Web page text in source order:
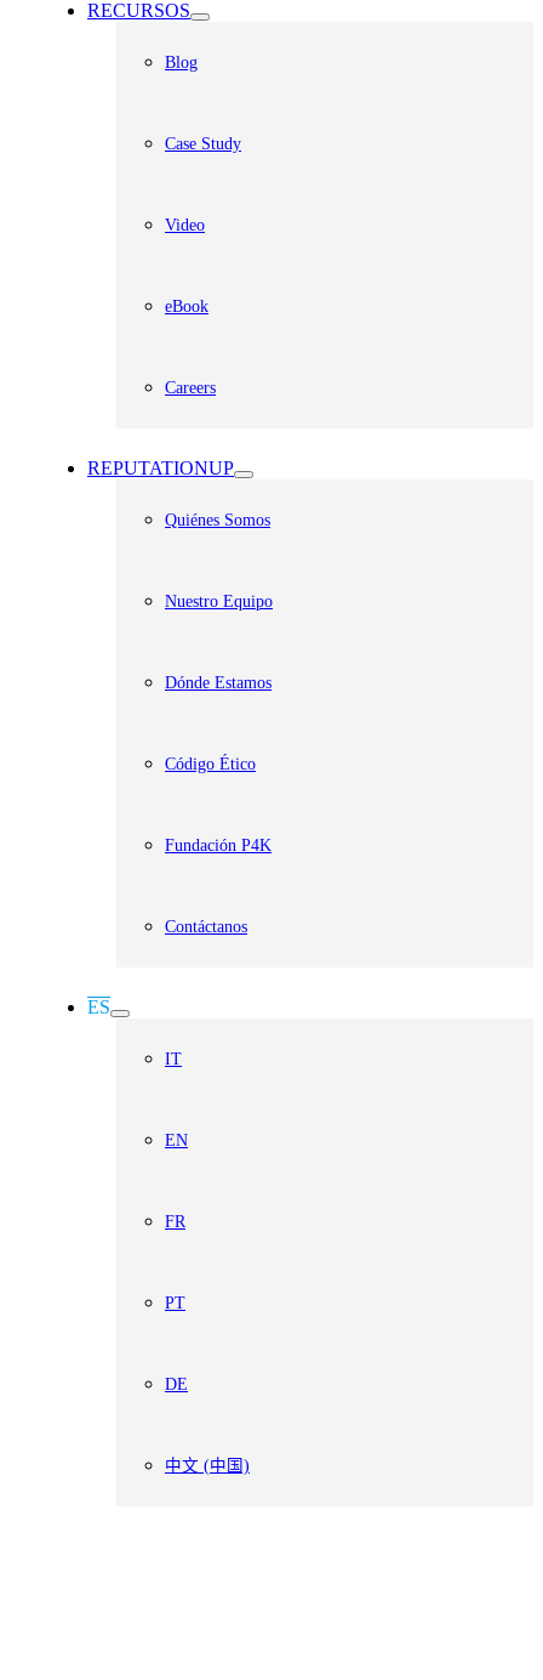
RECURSOS
Blog
Case Study
Video
eBook
Careers
REPUTATIONUP
Quiénes Somos
Nuestro Equipo
Dónde Estamos
Código Ético
Fundación P4K
Contáctanos
ES
IT
EN
FR
PT
DE
中文 (中国)